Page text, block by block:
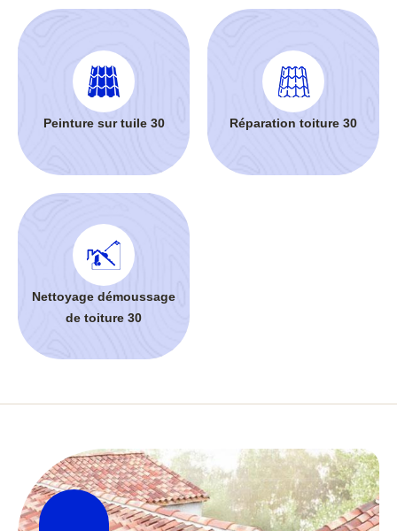
Peinture sur tuile 30 Réparation toiture 30
Nettoyage démoussage
de toiture 30